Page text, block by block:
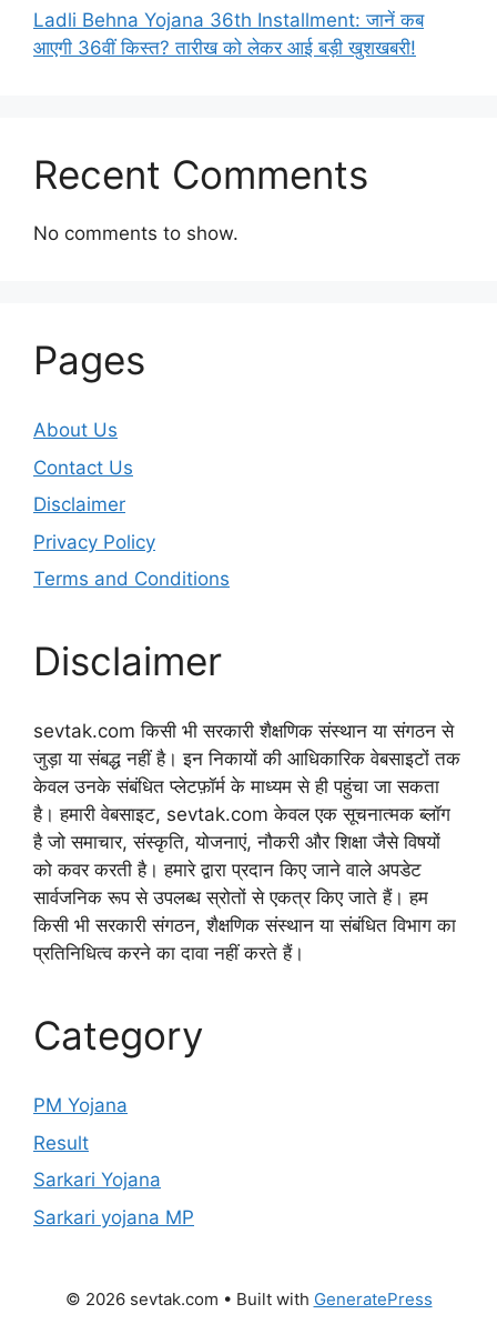
Ladli Behna Yojana 36th Installment: जानें कब
आएगी 36वीं किस्त? तारीख को लेकर आई बड़ी खुशखबरी!
Recent Comments
No comments to show.
Pages
About Us
Contact Us
Disclaimer
Privacy Policy
Terms and Conditions
Disclaimer
sevtak.com किसी भी सरकारी शैक्षणिक संस्थान या संगठन से
जुड़ा या संबद्ध नहीं है। इन निकायों की आधिकारिक वेबसाइटों तक
केवल उनके संबंधित प्लेटफ़ॉर्म के माध्यम से ही पहुंचा जा सकता
है। हमारी वेबसाइट, sevtak.com केवल एक सूचनात्मक ब्लॉग
है जो समाचार, संस्कृति, योजनाएं, नौकरी और शिक्षा जैसे विषयों
को कवर करती है। हमारे द्वारा प्रदान किए जाने वाले अपडेट
सार्वजनिक रूप से उपलब्ध स्रोतों से एकत्र किए जाते हैं। हम
किसी भी सरकारी संगठन, शैक्षणिक संस्थान या संबंधित विभाग का
प्रतिनिधित्व करने का दावा नहीं करते हैं।
Category
PM Yojana
Result
Sarkari Yojana
Sarkari yojana MP
© 2026 sevtak.com • Built with GeneratePress